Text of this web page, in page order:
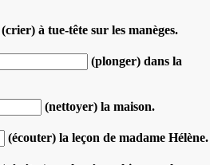
(crier) à tue-tête sur les manèges.
(plonger) dans la
(nettoyer) la maison.
(écouter) la leçon de madame Hélène.